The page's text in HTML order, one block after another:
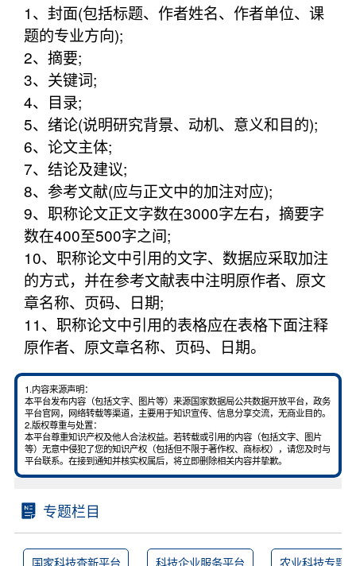
1、封面(包括标题、作者姓名、作者单位、课
题的专业方向);
2、摘要;
3、关键词;
4、目录;
5、绪论(说明研究背景、动机、意义和目的);
6、论文主体;
7、结论及建议;
8、参考文献(应与正文中的加注对应);
9、职称论文正文字数在3000字左右，摘要字
数在400至500字之间;
10、职称论文中引用的文字、数据应采取加注
的方式，并在参考文献表中注明原作者、原文
章名称、页码、日期;
11、职称论文中引用的表格应在表格下面注释
原作者、原文章名称、页码、日期。
1.内容来源声明：
本平台发布内容（包括文字、图片等）来源国家数据局公共数据开放平台，政务
平台官网，网络转载等渠道，主要用于知识宣传、信息分享交流，无商业目的。
2.版权尊重与处置：
本平台尊重知识产权及他人合法权益。若转载或引用的内容（包括文字、图片
等）无意中侵犯了您的知识产权（包括但不限于著作权、商标权），请您及时与
平台联系。在接到通知并核实权属后，将立即删除相关内容并挚歉。
专题栏目